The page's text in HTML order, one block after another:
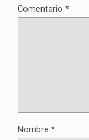
Comentario *
Nombre *